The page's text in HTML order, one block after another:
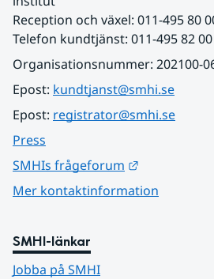
Reception och växel: 011-495 80
Telefon kundtjänst: 011-495 82 00
Organisationsnummer: 202100-
Epost: kundtjanst@smhi.se
Epost: registrator@smhi.se
Press
SMHIs frågeforum
Mer kontaktinformation
SMHI-länkar
Jobba på SMHI